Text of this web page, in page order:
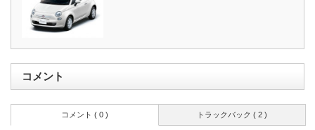
コメント
トラックバック ( 2 )
コメント ( 0 )